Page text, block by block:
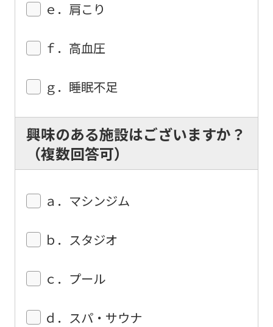
ｅ．肩こり
ｆ．高血圧
ｇ．睡眠不足
興味のある施設はございますか？
（複数回答可）
ａ．マシンジム
ｂ．スタジオ
ｃ．プール
ｄ．スパ・サウナ
Automatic